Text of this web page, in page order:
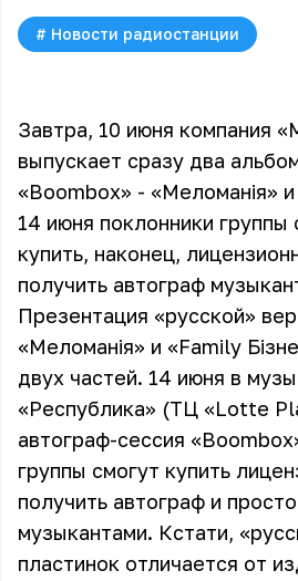
# Новости радиостанции
Завтра, 10 июня компания
выпускает сразу два
«Boombox» - «Меломанiя»
14 июня поклонники группы
купить, наконец,
получить автограф
Презентация «русской»
«Меломанiя» и «Family
двух частей. 14 июня в
«Республика» (ТЦ «Lotte
автограф-сессия
группы смогут купить
получить автограф и
музыкантами. Кстати,
пластинок отличается от